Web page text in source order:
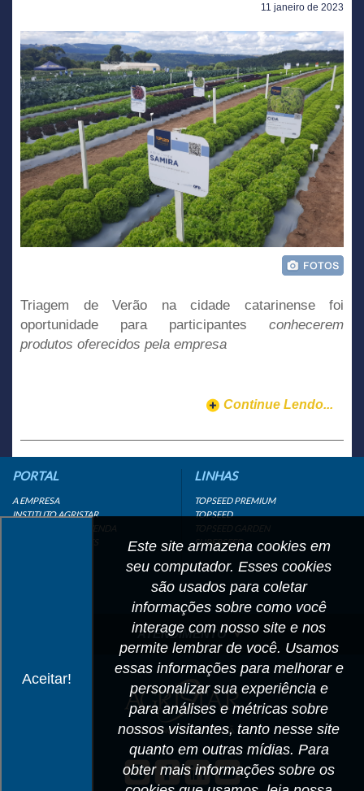
11 janeiro de 2023
Triagem de Verão na cidade catarinense foi
oportunidade para participantes conhecerem
produtos oferecidos pela empresa
Continue Lendo...
Aceitar!
Este site armazena cookies em
seu computador. Esses cookies
são usados para coletar
informações sobre como você
interage com nosso site e nos
permite lembrar de você. Usamos
essas informações para melhorar e
personalizar sua experiência e
para análises e métricas sobre
nossos visitantes, tanto nesse site
quanto em outras mídias. Para
obter mais informações sobre os
PORTAL
A EMPRESA
INSTITUTO AGRISTAR
DISTRIBUIDOR/REVENDA
LINKS IMPORTANTES
LINHAS
TOPSEED PREMIUM
TOPSEED
TOPSEED GARDEN
SUPERSEED
ATENDIMENTO
CADASTRO
TRABALHE CONOSCO